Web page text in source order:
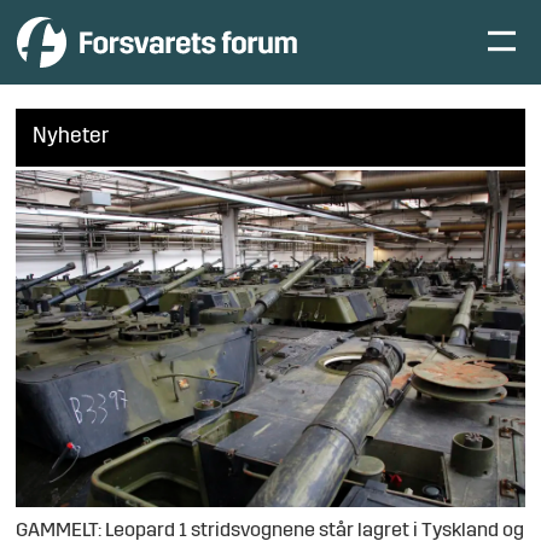
Nyheter
GAMMELT: Leopard 1 stridsvognene står lagret i Tyskland og